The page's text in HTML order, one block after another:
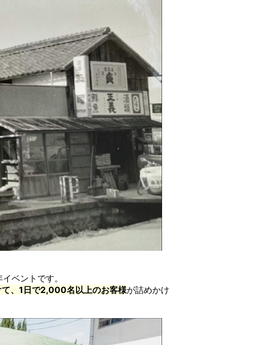
ベントです。
て、1日で2,000名以上のお客様が詰めかけ